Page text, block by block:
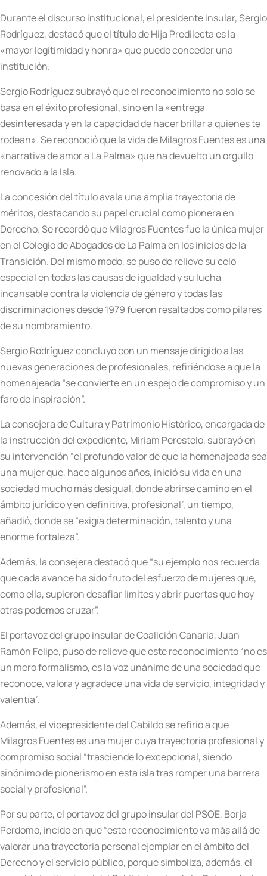
Durante el discurso institucional, el presidente insular, Sergio
Rodríguez, destacó que el título de Hija Predilecta es la
«mayor legitimidad y honra» que puede conceder una
institución.
Sergio Rodríguez subrayó que el reconocimiento no solo se
basa en el éxito profesional, sino en la «entrega
desinteresada y en la capacidad de hacer brillar a quienes te
rodean». Se reconoció que la vida de Milagros Fuentes es una
«narrativa de amor a La Palma» que ha devuelto un orgullo
renovado a la Isla.
La concesión del título avala una amplia trayectoria de
méritos, destacando su papel crucial como pionera en
Derecho. Se recordó que Milagros Fuentes fue la única mujer
en el Colegio de Abogados de La Palma en los inicios de la
Transición. Del mismo modo, se puso de relieve su celo
especial en todas las causas de igualdad y su lucha
incansable contra la violencia de género y todas las
discriminaciones desde 1979 fueron resaltados como pilares
de su nombramiento.
Sergio Rodríguez concluyó con un mensaje dirigido a las
nuevas generaciones de profesionales, refiriéndose a que la
homenajeada “se convierte en un espejo de compromiso y un
faro de inspiración”.
La consejera de Cultura y Patrimonio Histórico, encargada de
la instrucción del expediente, Miriam Perestelo, subrayó en
su intervención “el profundo valor de que la homenajeada sea
una mujer que, hace algunos años, inició su vida en una
sociedad mucho más desigual, donde abrirse camino en el
ámbito jurídico y en definitiva, profesional”, un tiempo,
añadió, donde se “exigía determinación, talento y una
enorme fortaleza”.
Además, la consejera destacó que “su ejemplo nos recuerda
que cada avance ha sido fruto del esfuerzo de mujeres que,
como ella, supieron desafiar límites y abrir puertas que hoy
otras podemos cruzar”.
El portavoz del grupo insular de Coalición Canaria, Juan
Ramón Felipe, puso de relieve que este reconocimiento “no es
un mero formalismo, es la voz unánime de una sociedad que
reconoce, valora y agradece una vida de servicio, integridad y
valentía”.
Además, el vicepresidente del Cabildo se refirió a que
Milagros Fuentes es una mujer cuya trayectoria profesional y
compromiso social “trasciende lo excepcional, siendo
sinónimo de pionerismo en esta isla tras romper una barrera
social y profesional”.
Por su parte, el portavoz del grupo insular del PSOE, Borja
Perdomo, incide en que “este reconocimiento va más allá de
valorar una trayectoria personal ejemplar en el ámbito del
Derecho y el servicio público, porque simboliza, además, el